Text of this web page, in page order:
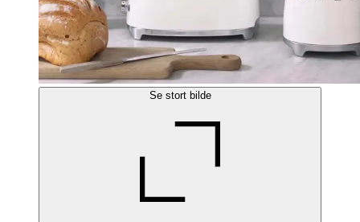
Se stort bilde